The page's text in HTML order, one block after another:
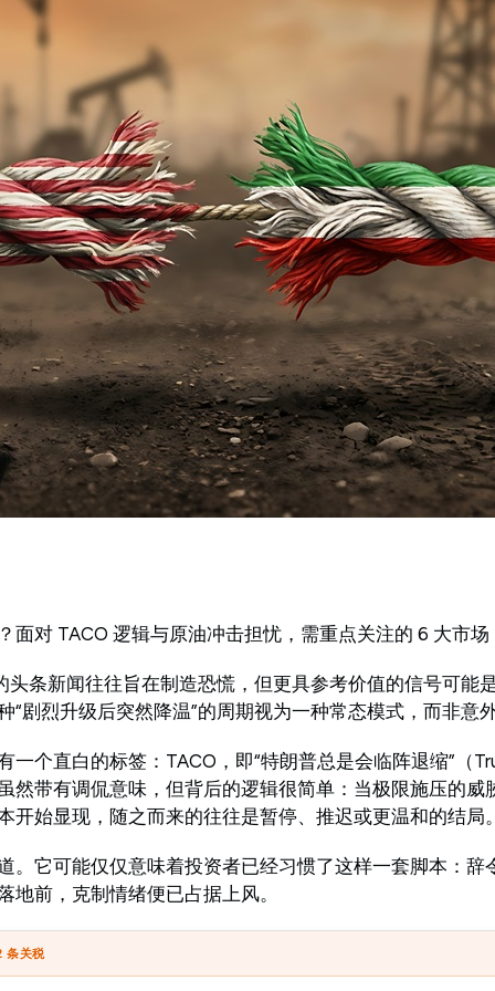
面对 TACO 逻辑与原油冲击担忧，需重点关注的 6 大市场
头条新闻往往旨在制造恐慌，但更具参考价值的信号可能
“剧烈升级后突然降温”的周期视为一种常态模式，而非意
一个直白的标签：TACO，即“特朗普总是会临阵退缩”（
然带有调侃意味，但背后的逻辑很简单：当极限施压的威
开始显现，随之而来的往往是暂停、推迟或更温和的结局
。它可能仅仅意味着投资者已经习惯了这样一套脚本：辞
地前，克制情绪便已占据上风。
条关税